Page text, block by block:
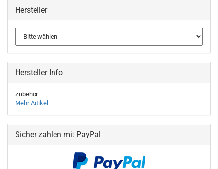
Hersteller
Hersteller Info
Zubehör
Mehr Artikel
Sicher zahlen mit PayPal